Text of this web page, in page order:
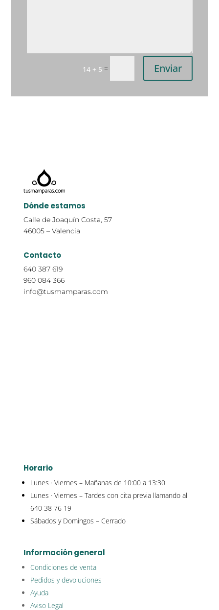
14 + 5 = Enviar
Dónde estamos
Calle de Joaquín Costa, 57
46005 – Valencia
Contacto
640 387 619
960 084 366
info@tusmamparas.com
Horario
Lunes · Viernes – Mañanas de 10:00 a 13:30
Lunes · Viernes – Tardes con cita previa llamando al
640 38 76 19
Sábados y Domingos – Cerrado
Información general
Condiciones de venta
Pedidos y devoluciones
Ayuda
Aviso Legal